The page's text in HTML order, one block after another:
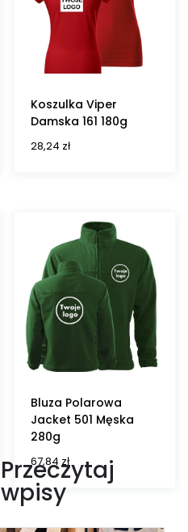
Koszulka Viper
Damska 161 180g
28,24 zł
Bluza Polarowa
Jacket 501 Męska
280g
67,84zł
Przeczytaj
wpisy